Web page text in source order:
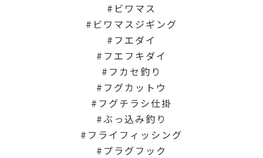
ビワマス
ビワマスジギング
フエダイ
フエフキダイ
フカセ釣り
フグカットウ
フグチラシ仕掛
ぶっ込み釣り
フライフィッシング
プラグフック